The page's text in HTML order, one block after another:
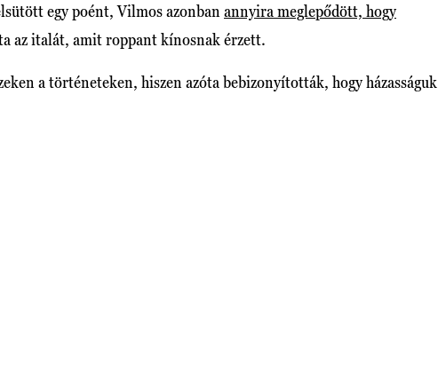
egy poént, Vilmos azonban annyira meglepődött, hogy
az italát, amit roppant kínosnak érzett.
a történeteken, hiszen azóta bebizonyították, hogy házasságuk